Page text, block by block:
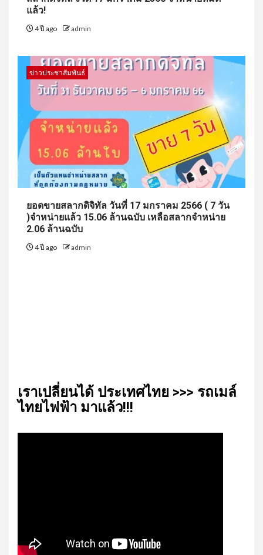
แล้ว!
4 ปี ago admin
ข่าวประชาสัมพันธ์
ยอดขายสลากดิจิทัล วันที่ 17 มกราคม 2566 ( 7 วัน
)จำหน่ายแล้ว 15.06 ล้านฉบับ เหลือสลากจำหน่าย
2.06 ล้านฉบับ
4 ปี ago admin
เรา​เปลี่ยน​ได้​ ประเทศ​ไทย​ >>> รถเมล์​
ไทย​ไฟฟ้า​ มาแล้ว!!!